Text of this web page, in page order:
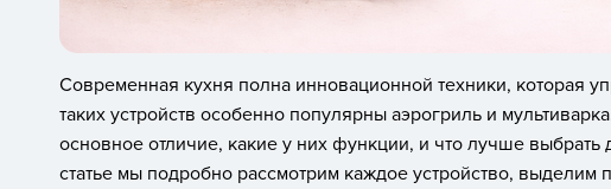
Современная кухня полна инновационной техники, которая
таких устройств особенно популярны аэрогриль и
основное отличие, какие у них функции, и что лучше выбрать
статье мы подробно рассмотрим каждое устройство,